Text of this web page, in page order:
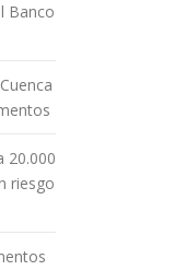
Banco
20.000
riesgo